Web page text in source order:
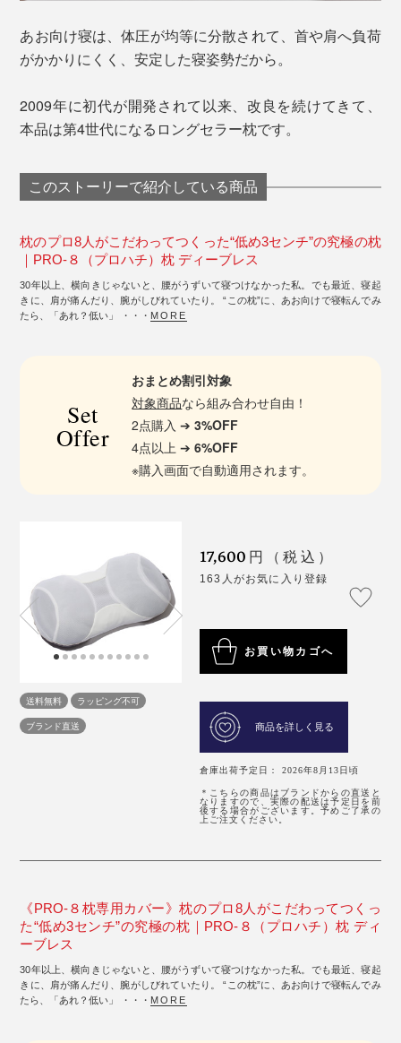
あお向け寝は、体圧が均等に分散されて、首や肩へ負荷
がかかりにくく、安定した寝姿勢だから。
2009年に初代が開発されて以来、改良を続けてきて、
本品は第4世代になるロングセラー枕です。
このストーリーで紹介している商品
枕のプロ8人がこだわってつくった“低め3センチ”の究極の枕
｜PRO-８（プロハチ）枕 ディーブレス
30年以上、横向きじゃないと、腰がうずいて寝つけなかった私。でも最近、寝起
きに、肩が痛んだり、腕がしびれていたり。 “この枕”に、あお向けで寝転んでみ
たら、「あれ？低い」 ・・・ MORE
Set
Offer
おまとめ割引対象
対象商品なら組み合わせ自由！
2点購入 ➔3%OFF
4点以上 ➔6%OFF
※購入画面で自動適用されます。
送料無料
ラッピング不可
ブランド直送
17,600 円（税込）
163人がお気に入り登録
お買い物カゴへ
商品を詳しく見る
倉庫出荷予定日： 2026年8月13日頃
＊こちらの商品はブランドからの直送と
なりますので、実際の配送は予定日を前
後する場合がございます。予めご了承の
上ご注文ください。
《PRO-８枕専用カバー》枕のプロ8人がこだわってつくっ
た“低め3センチ”の究極の枕｜PRO-８（プロハチ）枕 ディ
ーブレス
30年以上、横向きじゃないと、腰がうずいて寝つけなかった私。でも最近、寝起
きに、肩が痛んだり、腕がしびれていたり。 “この枕”に、あお向けで寝転んでみ
たら、「あれ？低い」 ・・・ MORE